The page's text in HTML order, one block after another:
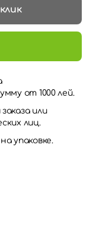
от 1000 лей.
или
лиц.
упаковке.